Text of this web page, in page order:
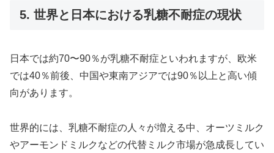
5. 世界と日本における乳糖不耐症の現状
日本では約70〜90％が乳糖不耐症といわれますが、欧米
では40％前後、中国や東南アジアでは90％以上と高い傾
向があります。
世界的には、乳糖不耐症の人々が増える中、オーツミルク
やアーモンドミルクなどの代替ミルク市場が急成長してい